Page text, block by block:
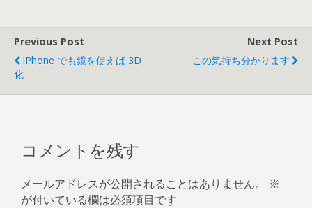
Previous Post
IPhone でも鏡を使えば 3D
化
Next Post
この気持ち分かります
コメントを残す
メールアドレスが公開されることはありません。
※
が付いている欄は必須項目です